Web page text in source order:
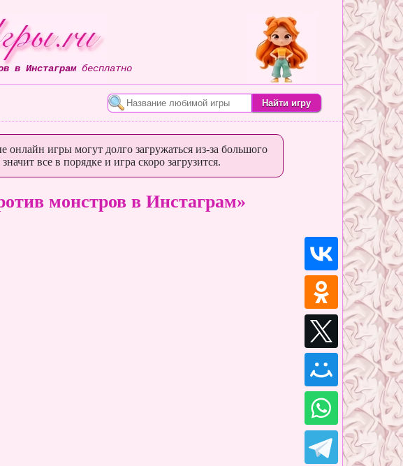
в Инстаграмбесплатно
онлайн игры могут долго загружаться из-за большого
все в порядке и игра скоро загрузится.
монстров в Инстаграм»